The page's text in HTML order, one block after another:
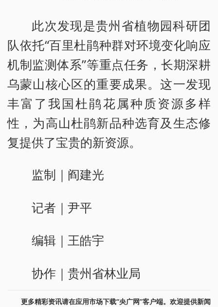
此次发现是贵州省植物园科研团
队依托“百里杜鹃种群对环境变化响应
机制监测体系”等重点任务，长期深耕
乌蒙山核心区的重要成果。这一发现
丰富了我国杜鹃花属种质资源多样
性，为高山杜鹃新品种选育及生态修
复提供了宝贵的新资源。
监制｜阎建光
记者｜尹平
编辑｜王皓宇
协作｜贵州省林业局
更多精彩资讯请在应用市场下载“央广网”客户端。欢迎提供新闻